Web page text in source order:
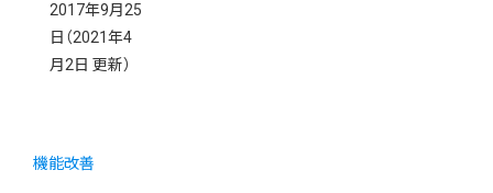
2017年9月25
日 （2021年4
月2日 更新）
機能改善